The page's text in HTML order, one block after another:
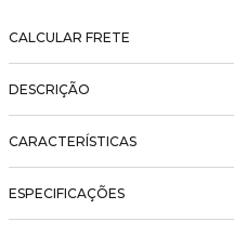
CALCULAR FRETE
DESCRIÇÃO
CARACTERÍSTICAS
ESPECIFICAÇÕES